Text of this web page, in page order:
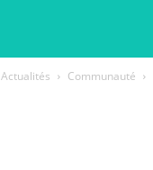
Actualités Communauté